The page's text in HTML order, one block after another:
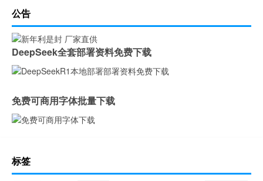
公告
DeepSeek全套部署资料免费下载
免费可商用字体批量下载
标签